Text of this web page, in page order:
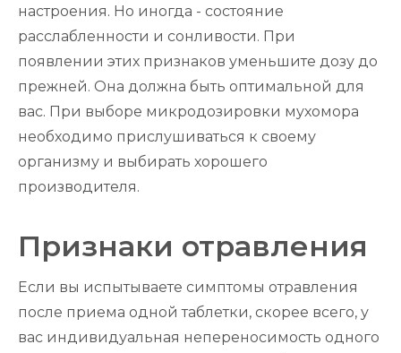
настроения. Но иногда - состояние
расслабленности и сонливости. При
появлении этих признаков уменьшите дозу до
прежней. Она должна быть оптимальной для
вас. При выборе микродозировки мухомора
необходимо прислушиваться к своему
организму и выбирать хорошего
производителя.
Признаки отравления
Если вы испытываете симптомы отравления
после приема одной таблетки, скорее всего, у
вас индивидуальная непереносимость одного